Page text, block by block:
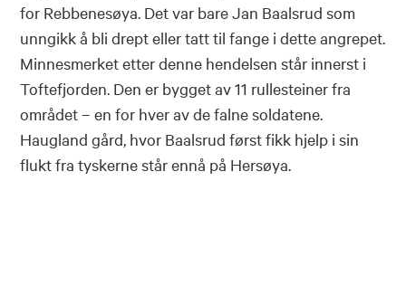
for Rebbenesøya. Det var bare Jan Baalsrud som
unngikk å bli drept eller tatt til fange i dette angrepet.
Minnesmerket etter denne hendelsen står innerst i
Toftefjorden. Den er bygget av 11 rullesteiner fra
området – en for hver av de falne soldatene.
Haugland gård, hvor Baalsrud først fikk hjelp i sin
flukt fra tyskerne står ennå på Hersøya.